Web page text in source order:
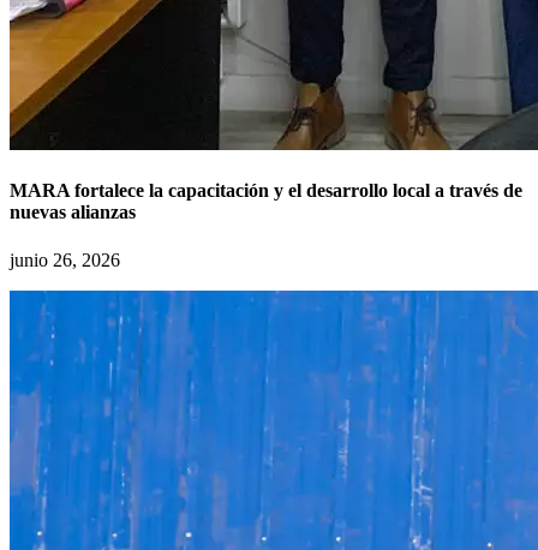
MARA fortalece la capacitación y el desarrollo local a través de
nuevas alianzas
junio 26, 2026